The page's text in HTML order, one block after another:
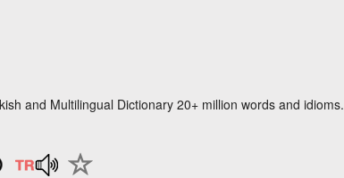
and Multilingual Dictionary 20+ million words and idioms.